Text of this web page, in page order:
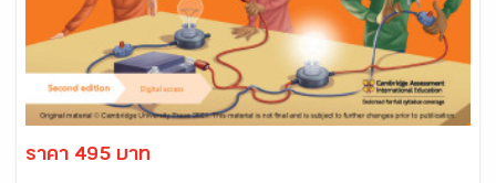
ราคา 495 บาท